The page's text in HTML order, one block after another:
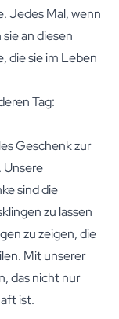
Jedes Mal, wenn
an diesen
die sie im Leben
Tag:
Geschenk zur
Unsere
sind die
zu lassen
zu zeigen, die
Mit unserer
das nicht nur
ist.